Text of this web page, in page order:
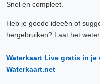
Snel en compleet.
Heb je goede ideeën of
hergebruiken? Laat het
Waterkaart Live gratis in je
Waterkaart.net